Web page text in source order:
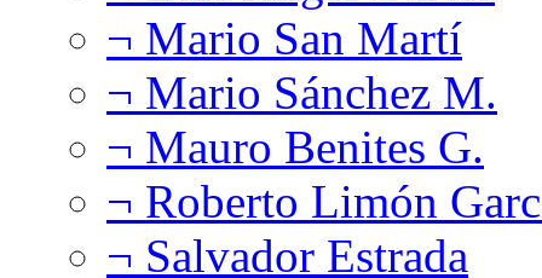
¬ Mario San Martí
¬ Mario Sánchez M.
¬ Mauro Benites G.
¬ Roberto Limón
¬ Salvador Estrada